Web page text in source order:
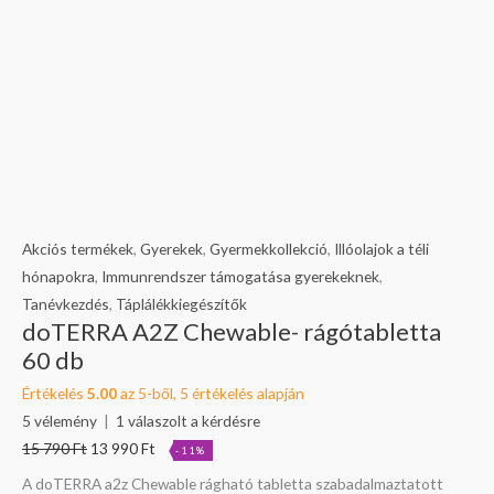
Akciós termékek, Gyerekek, Gyermekkollekció, Illóolajok a téli
hónapokra, Immunrendszer támogatása gyerekeknek,
Tanévkezdés, Táplálékkiegészítők
doTERRA A2Z Chewable- rágótabletta
60 db
Értékelés 5.00az 5-ből, 5 értékelés alapján
5 vélemény | 1 válaszolt a kérdésre
15 790Ft 13 990Ft -11%
A doTERRA a2z Chewable rágható tabletta szabadalmaztatott